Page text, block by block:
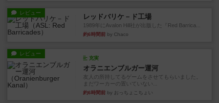
レビュー レッドバリケ－ド工場
1989年にAvalon Hill社が出版した『Red Barrica...
約6時間前 by Chaco
レビュー
充実
オラニエンブルガー運河
友人の所持してるゲームをさせてもらいました。
まだワーカーの置いていない...
約6時間前 by おっちょこちょい